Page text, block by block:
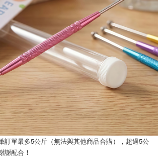
訂單最多5公斤（無法與其他商品合購），超過5公
謝配合！